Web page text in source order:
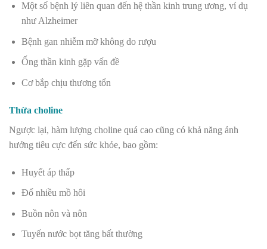
Một số bệnh lý liên quan đến hệ thần kinh trung ương, ví dụ
như Alzheimer
Bệnh gan nhiễm mỡ không do rượu
Ống thần kinh gặp vấn đề
Cơ bắp chịu thương tổn
Thừa choline
Ngược lại, hàm lượng choline quá cao cũng có khả năng ảnh
hưởng tiêu cực đến sức khỏe, bao gồm:
Huyết áp thấp
Đổ nhiều mồ hôi
Buồn nôn và nôn
Tuyến nước bọt tăng bất thường